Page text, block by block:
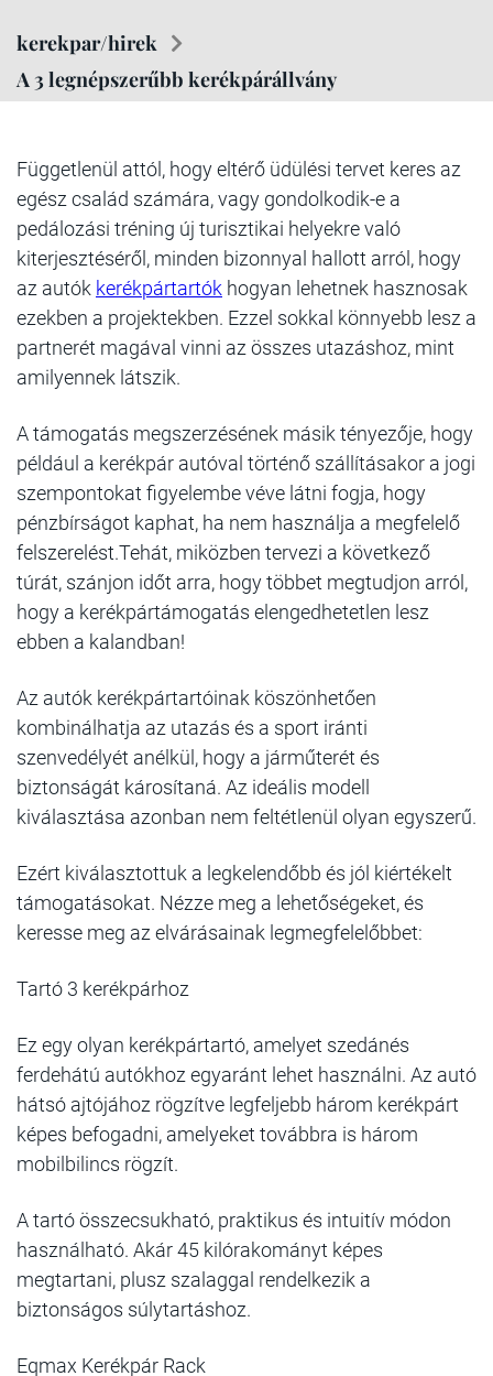
kerekpar/hirek
A 3 legnépszerűbb kerékpárállvány
Függetlenül attól, hogy eltérő üdülési tervet keres az
egész család számára, vagy gondolkodik-e a
pedálozási tréning új turisztikai helyekre való
kiterjesztéséről, minden bizonnyal hallott arról, hogy
az autók kerékpártartók hogyan lehetnek hasznosak
ezekben a projektekben. Ezzel sokkal könnyebb lesz a
partnerét magával vinni az összes utazáshoz, mint
amilyennek látszik.
A támogatás megszerzésének másik tényezője, hogy
például a kerékpár autóval történő szállításakor a jogi
szempontokat figyelembe véve látni fogja, hogy
pénzbírságot kaphat, ha nem használja a megfelelő
felszerelést.Tehát, miközben tervezi a következő
túrát, szánjon időt arra, hogy többet megtudjon arról,
hogy a kerékpártámogatás elengedhetetlen lesz
ebben a kalandban!
Az autók kerékpártartóinak köszönhetően
kombinálhatja az utazás és a sport iránti
szenvedélyét anélkül, hogy a járműterét és
biztonságát károsítaná. Az ideális modell
kiválasztása azonban nem feltétlenül olyan egyszerű.
Ezért kiválasztottuk a legkelendőbb és jól kiértékelt
támogatásokat. Nézze meg a lehetőségeket, és
keresse meg az elvárásainak legmegfelelőbbet:
Tartó 3 kerékpárhoz
Ez egy olyan kerékpártartó, amelyet szedánés
ferdehátú autókhoz egyaránt lehet használni. Az autó
hátsó ajtójához rögzítve legfeljebb három kerékpárt
képes befogadni, amelyeket továbbra is három
mobilbilincs rögzít.
A tartó összecsukható, praktikus és intuitív módon
használható. Akár 45 kilórakományt képes
megtartani, plusz szalaggal rendelkezik a
biztonságos súlytartáshoz.
Eqmax Kerékpár Rack